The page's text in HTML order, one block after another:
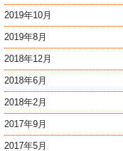
2019年10月
2019年8月
2018年12月
2018年6月
2018年2月
2017年9月
2017年5月